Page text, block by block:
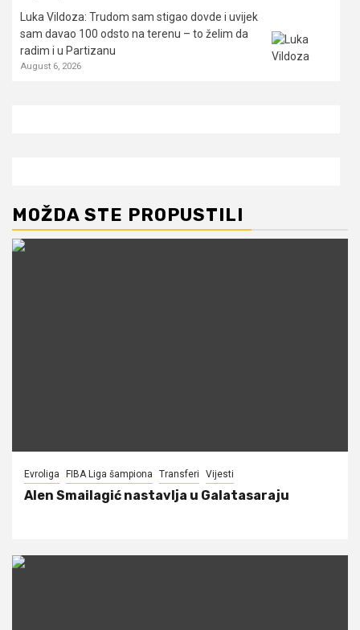
Luka Vildoza: Trudom sam stigao dovde i uvijek
sam davao 100 odsto na terenu – to želim da
radim i u Partizanu
August 6, 2026
MOŽDA STE PROPUSTILI
Evroliga FIBA Liga šampiona Transferi Vijesti
Alen Smailagić nastavlja u Galatasaraju